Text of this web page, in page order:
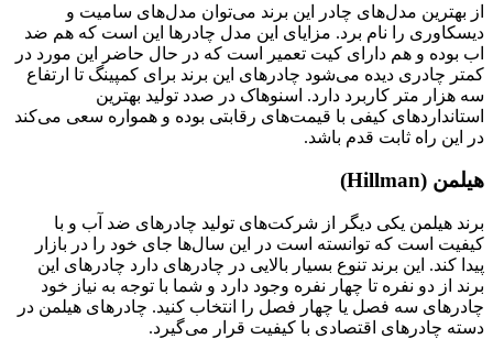
از بهترین مدل‌های چادر این برند می‌توان مدل‌های سامیت و
دیسکاوری را نام برد. مزایای این مدل چادرها این است که هم ضد
اب بوده و هم دارای کیت تعمیر است که در حال حاضر این مورد در
کمتر چادری دیده می‌شود چادرهای این برند برای کمپینگ تا ارتفاع
سه هزار متر کاربرد دارد. اسنوهاک در صدد تولید بهترین
استانداردهای کیفی با قیمت‌های رقابتی بوده و همواره سعی می‌کند
در این راه ثابت قدم باشد.
هیلمن (Hillman)
برند هیلمن یکی دیگر از شرکت‌های تولید چادرهای ضد آب و با
کیفیت است که توانسته است در این سال‌ها جای خود را در بازار
پیدا کند. این برند تنوع بسیار بالایی در چادرهای دارد چادرهای این
برند از دو نفره تا چهار نفره وجود دارد و شما با توجه به نیاز خود
چادرهای سه فصل یا چهار فصل را انتخاب کنید. چادرهای هیلمن در
دسته چادرهای اقتصادی با کیفیت قرار می‌گیرد.